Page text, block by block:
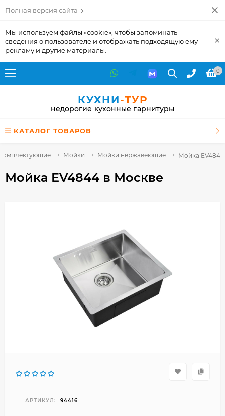
Полная версия сайта
Мы используем файлы «cookie», чтобы запоминать
сведения о пользователе и отображать подходящую ему
рекламу и другие материалы.
×
0
КУХНИ-ТУР
недорогие кухонные гарнитуры
КАТАЛОГ ТОВАРОВ
Мойки Мойки нержавеющие Мойка EV4844
Мойка EV4844 в Москве
АРТИКУЛ: 94416